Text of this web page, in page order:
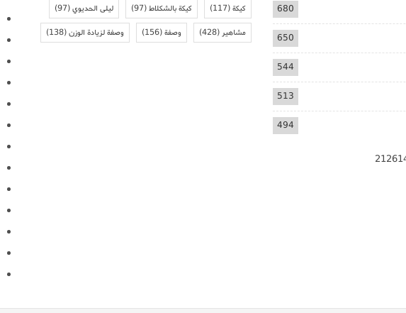
680
650
544
513
494
كيكة(117) كيكة بالشكلاط(97) ليلى الحديوي(97)
مشاهير(428) وصفة(156) وصفة لزيادة الوزن(138)